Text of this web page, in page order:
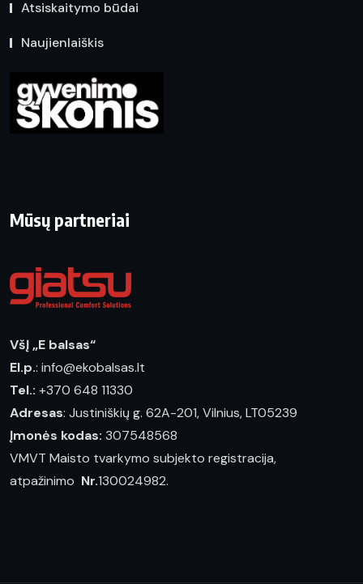
Atsiskaitymo būdai
Naujienlaiškis
Mūsų partneriai
VšĮ „E balsas“
El.p.: info@ekobalsas.lt
Tel.: +370 648 11330
Adresas: Justiniškių g. 62A-201, Vilnius, LT05239
Įmonės kodas: 307548568
VMVT Maisto tvarkymo subjekto registracija,
atpažinimo Nr.130024982.